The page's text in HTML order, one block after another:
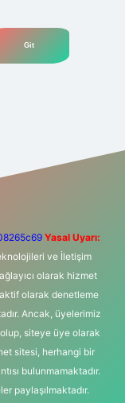
m elexbet
Yasal Uyarı:
ve İletişim
olarak hizmet
olarak denetleme
Ancak, üyelerimiz
siteye üye olarak
sitesi, herhangi bir
bulunmamaktadır.
paylaşılmaktadır.